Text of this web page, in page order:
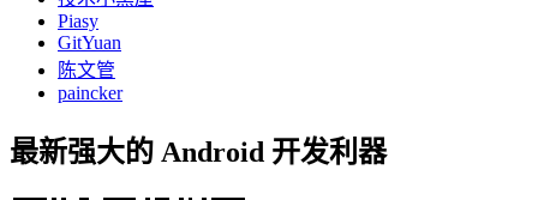
Piasy
GitYuan
陈文管
paincker
最新强大的 Android 开发利器